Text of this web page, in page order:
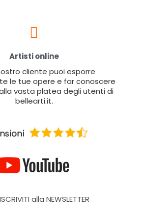
Artisti online
cliente puoi esporre
le tue opere e far conoscere
vasta platea degli utenti di
bellearti.it.
ISCRIVITI alla NEWSLETTER